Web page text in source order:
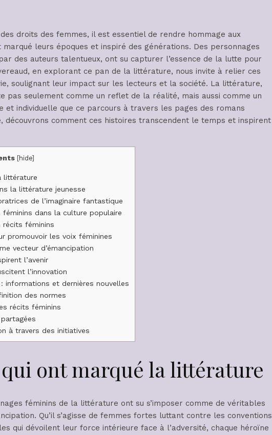
droits des femmes, il est essentiel de rendre hommage aux
leurs époques et inspiré des générations. Des personnages
des auteurs talentueux, ont su capturer l’essence de la lutte pour
en explorant ce pan de la littérature, nous invite à relier ces
soulignant leur impact sur les lecteurs et la société. La littérature,
pas seulement comme un reflet de la réalité, mais aussi comme un
et individuelle que ce parcours à travers les pages des romans
découvrons comment ces histoires transcendent le temps et inspirent
[hide]
littérature
la littérature jeunesse
de l’imaginaire fantastique
féminins dans la culture populaire
récits féminins
promouvoir les voix féminines
vecteur d’émancipation
l’avenir
l’innovation
informations et dernières nouvelles
des normes
récits féminins
à travers des initiatives
ont marqué la littérature
féminins de la littérature ont su s’imposer comme de véritables
Qu’il s’agisse de femmes fortes luttant contre les conventions
qui dévoilent leur force intérieure face à l’adversité, chaque héroïne